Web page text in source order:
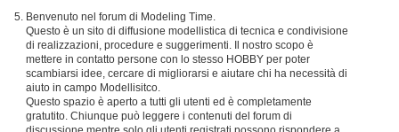
Benvenuto nel forum di Modeling Time.
Questo è un sito di diffusione modellistica di tecnica e condivisione
di realizzazioni, procedure e suggerimenti. Il nostro scopo è
mettere in contatto persone con lo stesso HOBBY per poter
scambiarsi idee, cercare di migliorarsi e aiutare chi ha necessità di
aiuto in campo Modellisitco.
Questo spazio è aperto a tutti gli utenti ed è completamente
gratutito. Chiunque può leggere i contenuti del forum di